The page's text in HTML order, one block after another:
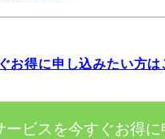
お得に申し込みたい方は
ービスを今すぐお得